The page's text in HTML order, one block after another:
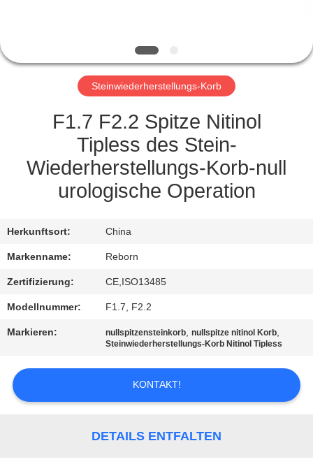
SIE
MIT
VERBINDUNG
FORDERN
EIN
ZITAT
SITEMAP
PRIVACY
POLICY
Steinwiederherstellungs-Korb
F1.7 F2.2 Spitze Nitinol
Tipless des Stein-
Wiederherstellungs-Korb-null
urologische Operation
Herkunftsort: China
Markenname: Reborn
Zertifizierung: CE,ISO13485
Modellnummer: F1.7, F2.2
Markieren: nullspitzensteinkorb,nullspitze nitinol Korb,
Steinwiederherstellungs-Korb Nitinol Tipless
KONTAKT!
DETAILS ENTFALTEN